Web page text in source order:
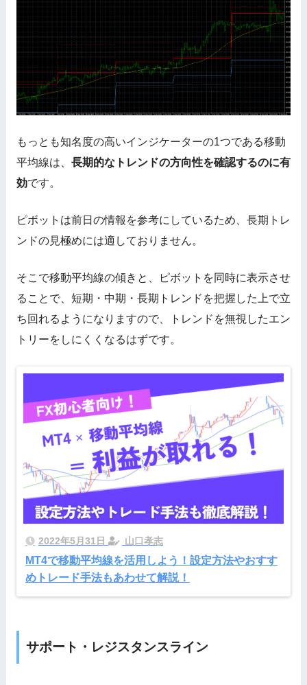
もっとも知名度の高いインジケーターの1つである移動
平均線は、 長期的なトレンドの方向性を確認するのに有
効です。
ピボットは前日の情報を参考にしているため、長期トレ
ンドの見極めには適しておりません。
そこで移動平均線の傾きと、ピボットを同時に表示させ
ることで、短期・中期・長期トレンドを把握した上で立
ち回れるようになりますので、トレンドを無視したエン
トリーをしにくくなるはずです。
2022年5月31日 山口孝志
MT4で移動平均線を活用しよう！設定方法やおすす
めトレード手法もあわせて解説！
サポート・レジスタンスライン